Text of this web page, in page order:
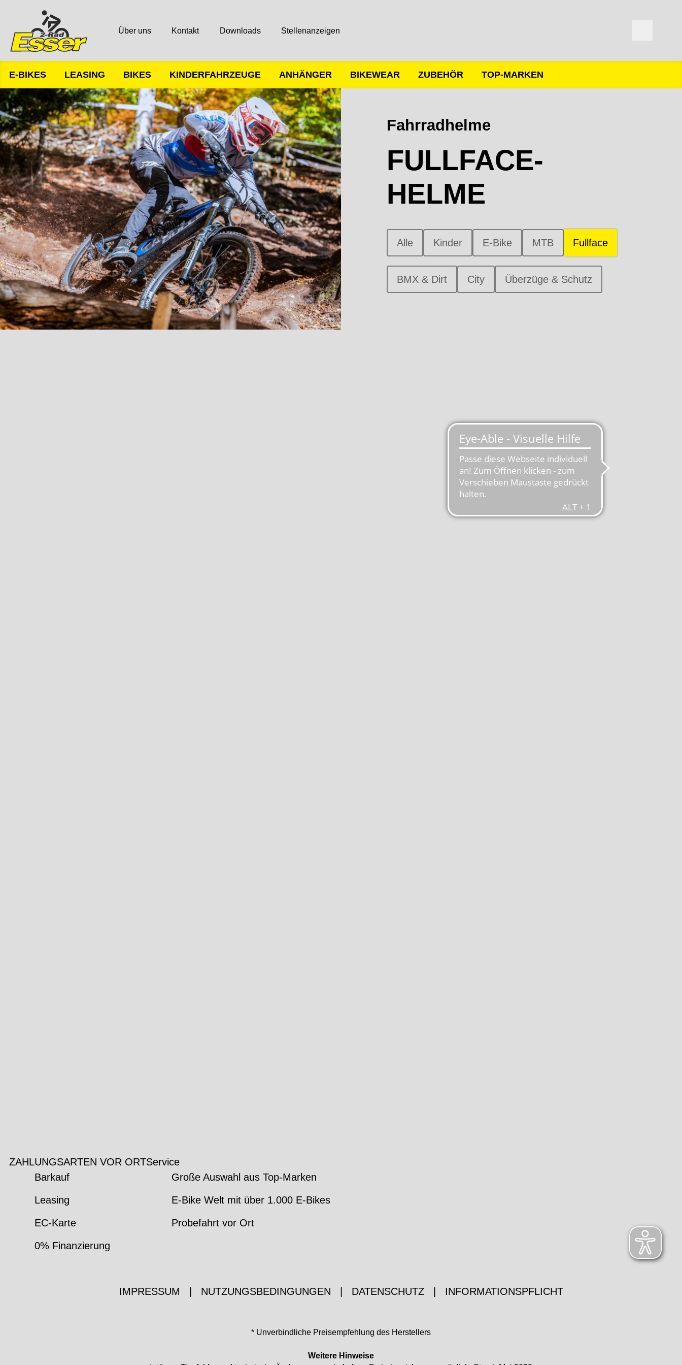
Über uns Kontakt Downloads Stellenanzeigen
E-BIKES LEASING BIKES KINDERFAHRZEUGE ANHÄNGER BIKEWEAR ZUBEHÖR TOP-MARKEN
Fahrradhelme
FULLFACE-
HELME
Alle Kinder E-Bike MTB Fullface
BMX & Dirt City Überzüge & Schutz
ZAHLUNGSARTEN VOR ORT
Barkauf
Leasing
EC-Karte
0% Finanzierung
Service
Große Auswahl aus Top-Marken
E-Bike Welt mit über 1.000 E-Bikes
Probefahrt vor Ort
IMPRESSUM NUTZUNGSBEDINGUNGEN DATENSCHUTZ INFORMATIONSPFLICHT
* Unverbindliche Preisempfehlung des Herstellers
Weitere Hinweise